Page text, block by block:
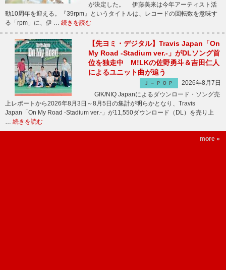
が決定した。 伊藤美来は今年アーティスト活
動10周年を迎える。『39rpm』というタイトルは、レコードの回転数を意味す
る「rpm」に、伊 … 続きを読む
【先ヨミ・デジタル】Travis Japan「On
My Road -Stadium ver.-」がDLソング首
位を独走中 M!LKの佐野勇斗＆吉田仁人
によるユニット曲が追う
Ｊ－ＰＯＰ
2026年8月7日
GfK/NIQ Japanによるダウンロード・ソング売
上レポートから2026年8月3日～8月5日の集計が明らかとなり、Travis
Japan「On My Road -Stadium ver.-」が11,550ダウンロード（DL）を売り上
… 続きを読む
more »